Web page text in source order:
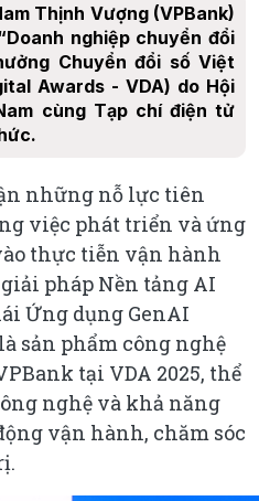
Thịnh Vượng (VPBank)
nghiệp chuyển đổi
Chuyển đổi số Việt
Awards - VDA) do Hội
cùng Tạp chí điện tử
những nỗ lực tiên
việc phát triển và ứng
thực tiễn vận hành
pháp Nền tảng AI
Ứng dụng GenAI
sản phẩm công nghệ
tại VDA 2025, thể
nghệ và khả năng
vận hành, chăm sóc